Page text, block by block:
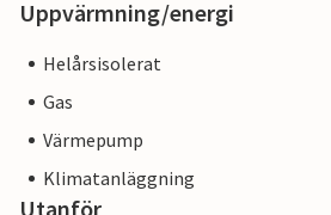
Uppvärmning/energi
Helårsisolerat
Gas
Värmepump
Klimatanläggning
Utanför